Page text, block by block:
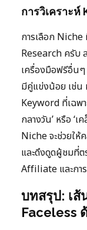
การวิเคราะห์
การเลือก Niche
Research ครับ
เครื่องมือฟรีอื่น
มีคู่แข่งน้อย เช่น
Keyword ที่เฉพา
กลางวัน’ หรือ ‘เ
Niche จะช่วยใ
และดึงดูดผู้ชมที่ต
Affiliate และกา
บทสรุป: เส้
Faceless